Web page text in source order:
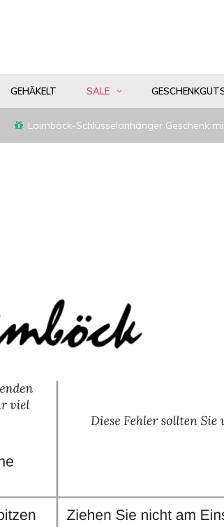
GEHÄKELT SALE
Laimböck-Schlüsselanhänger Geschenk